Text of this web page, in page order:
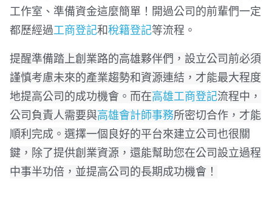
工作室、準備資金這麼簡單！開過公司的前輩們一定
都歷經過工商登記和稅籍登記等流程。
提醒準備踏上創業路的高雄夥伴們，設立公司前必須
謹慎考慮未來的產業趨勢和資源連結，才能最大程度
地提高公司的成功機會。而在高雄工商登記流程中，
公司負責人需要與高雄會計師事務所密切合作，才能
順利完成。選擇一個良好的平台來建立公司也很關
鍵，除了提供創業資源，還能幫助您在公司設立過程
中事半功倍，並提高公司的長期成功機會！